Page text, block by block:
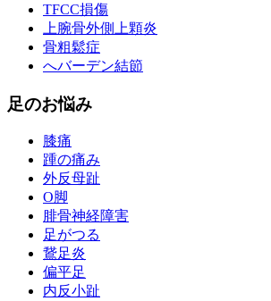
TFCC損傷
上腕骨外側上顆炎
骨粗鬆症
へバーデン結節
足のお悩み
膝痛
踵の痛み
外反母趾
О脚
腓骨神経障害
足がつる
鵞足炎
偏平足
内反小趾